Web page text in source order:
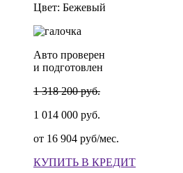
Цвет: Бежевый
Авто проверен
и подготовлен
1 318 200 руб.
1 014 000 руб.
от 16 904 руб/мес.
КУПИТЬ В КРЕДИТ